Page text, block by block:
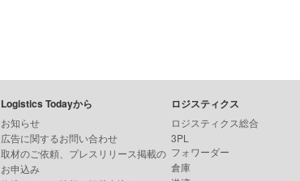
Logistics Todayから
お知らせ
広告に関するお問い合わせ
取材のご依頼、プレスリリース掲載の
お申込み
ロジスティクス
ロジスティクス総合
3PL
フォワーダー
倉庫